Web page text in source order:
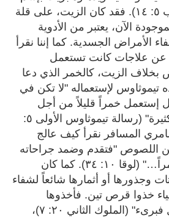
الرب" (رسالة يعقوب ٥: ١٤). فقد كان الزيت، على قلة
الآن، يعتبر من الأدوية
الأمراض الجسدية. كما إننا نقرأ
عن علاجات كانت تستعمل
بخلاف الزيت، كالخمر الذي دعا
تيموثاوس لإستعماله "لا تكن في
إستعمل خمراً قليلاً من أجل
(رسالة
تيموثاوس الأولى ٥:
المسافر نقرأ كيف عالج
اللصوص "فتقدم وضمد جراحاته
وصب عليها زيتاً وخمراً…" (لوقا ١٠: ٣٤). كما كان
وجذورها أو أثمارها شائعاً لشفاء
خذوا قرص تين. فأخذوها
ووضعوها على الدبل فبرىء" (الملوك الثاني ٢٠: ٧)،